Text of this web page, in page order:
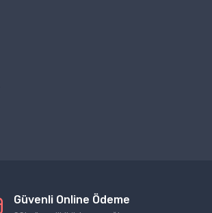
Güvenli Online Ödeme